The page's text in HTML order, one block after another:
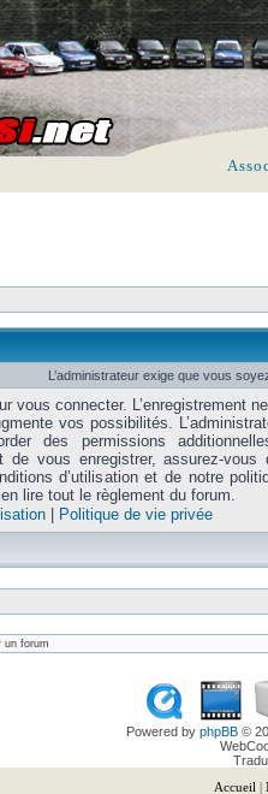
L’administrateur exige que vous
vous connecter. L’enregistrement
vos possibilités.
des permissions
de vous enregistrer, assurez-vous
d’utilisation et de notre
lire tout le règlement du forum.
Politique de vie privée
Powered by phpBB ©
Accueil |